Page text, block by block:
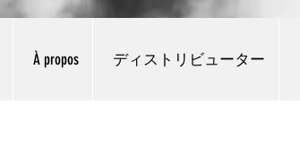
À propos ディストリビューター